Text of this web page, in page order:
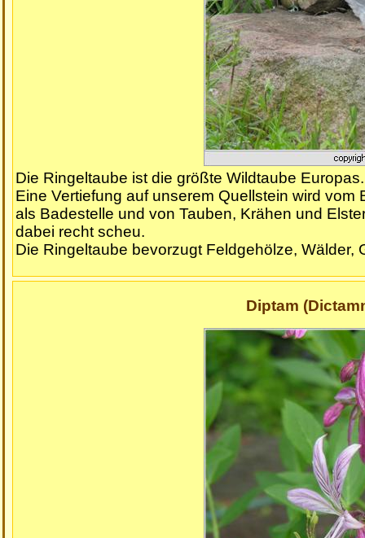
Die Ringeltaube ist die größte Wildtaube Europas.
Eine Vertiefung auf unserem Quellstein wird
als Badestelle und von Tauben, Krähen und
dabei recht scheu.
Die Ringeltaube bevorzugt Feldgehölze,
Diptam